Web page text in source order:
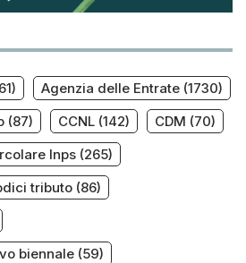
Agenzia delle Entrate (1730)
(87) CCNL (142) CDM (70)
Inps (265)
tributo (86)
biennale (59)